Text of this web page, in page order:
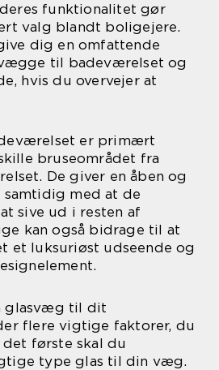
funktionalitet gør
valg blandt boligejere.
dig en omfattende
til badeværelset og
hvis du overvejer at
er primært
bruseområdet fra
De giver en åben og
med at de
sive ud i resten af
kan også bidrage til at
et luksuriøst udseende og
glasvæg til dit
flere vigtige faktorer, du
det første skal du
type glas til din væg.